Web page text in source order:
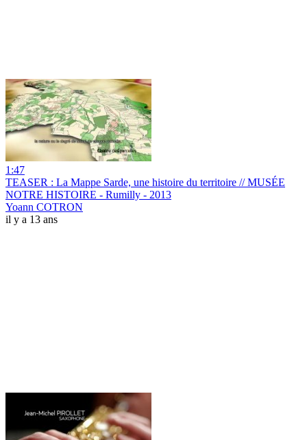
1:47
TEASER : La Mappe Sarde, une histoire du territoire // MUSÉE
NOTRE HISTOIRE - Rumilly - 2013
Yoann COTRON
il y a 13 ans